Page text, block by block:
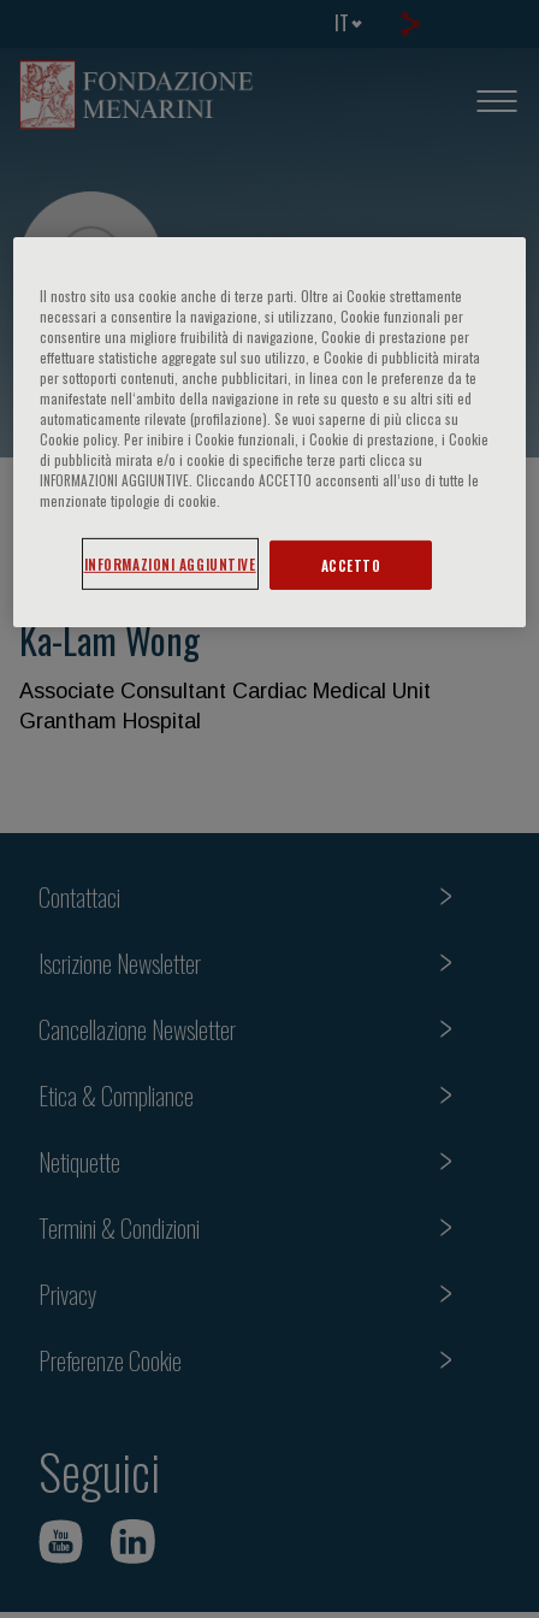
IT
Ka-Lam Wong
HOME PAGE / CORSI ED EVENTI
Ka-Lam Wong
Associate Consultant Cardiac Medical Unit
Grantham Hospital
Contattaci
Iscrizione Newsletter
Cancellazione Newsletter
Etica & Compliance
Netiquette
Termini & Condizioni
Privacy
Preferenze Cookie
Seguici
Il nostro sito usa cookie anche di terze parti. Oltre ai Cookie strettamente
necessari a consentire la navigazione, si utilizzano, Cookie funzionali per
consentire una migliore fruibilità di navigazione, Cookie di prestazione per
effettuare statistiche aggregate sul suo utilizzo, e Cookie di pubblicità mirata
per sottoporti contenuti, anche pubblicitari, in linea con le preferenze da te
manifestate nell‘ambito della navigazione in rete su questo e su altri siti ed
automaticamente rilevate (profilazione). Se vuoi saperne di più clicca su
Cookie policy. Per inibire i Cookie funzionali, i Cookie di prestazione, i Cookie
di pubblicità mirata e/o i cookie di specifiche terze parti clicca su
INFORMAZIONI AGGIUNTIVE. Cliccando ACCETTO acconsenti all’uso di tutte le
menzionate tipologie di cookie.
INFORMAZIONI AGGIUNTIVE ACCETTO